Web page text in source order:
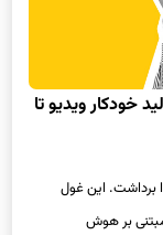
ویدیو تا
مبتنی بر هوش